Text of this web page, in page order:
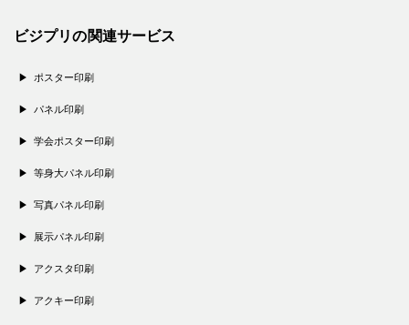
ビジプリの関連サービス
ポスター印刷
パネル印刷
学会ポスター印刷
等身大パネル印刷
写真パネル印刷
展示パネル印刷
アクスタ印刷
アクキー印刷